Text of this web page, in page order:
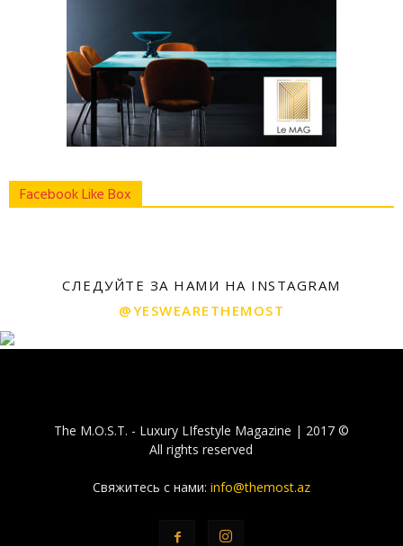
Facebook Like Box
СЛЕДУЙТЕ ЗА НАМИ НА INSTAGRAM
@YESWEARETHEMOST
The M.O.S.T. - Luxury LIfestyle Magazine | 2017 ©
All rights reserved
Свяжитесь с нами: info@themost.az